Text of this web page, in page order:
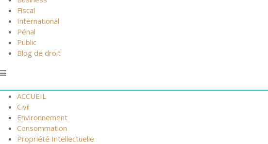
Fiscal
International
Pénal
Public
Blog de droit
ACCUEIL
Civil
Environnement
Consommation
Propriété Intellectuelle